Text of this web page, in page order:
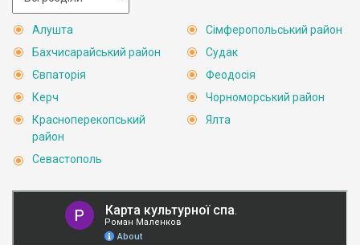
Алушта
Бахчисарайський район
Євпаторія
Керч
Красноперекопський
район
Севастополь
Сімферопольський район
Судак
Феодосія
Чорноморський район
Ялта